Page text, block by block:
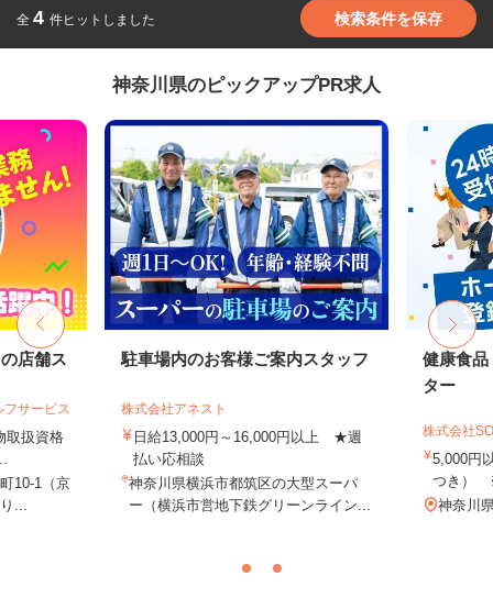
全 4 件ヒットしました 検索条件を保存
神奈川県のピックアップPR求人
店舗ス
サービス
扱資格
10-1（京
...
駐車場内のお客様ご案内スタッフ
株式会社アネスト
日給13,000円～16,000円以上 ★週
払い応相談
神奈川県横浜市都筑区の大型スーパ
ー（横浜市営地下鉄グリーンライン...
健康食品
ター
株式会社
5,000円
つき）
神奈川